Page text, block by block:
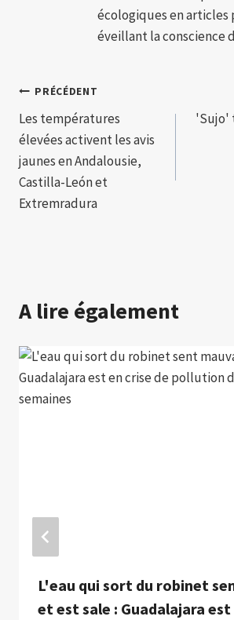
écologiques en
éveillant la conscience
Navigation
de
l’article
PRÉCÉDENT
Les températures
élevées activent les avis
jaunes en Andalousie,
Castilla-León et
Extremradura
'Sujo'
A lire également
L'eau qui sort du robinet
et est sale : Guadalajara est